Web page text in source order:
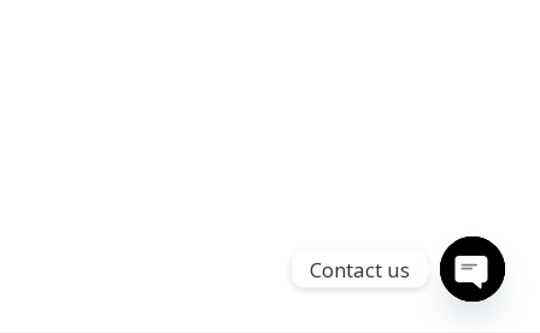
Contact us